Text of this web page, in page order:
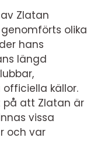
Zlatan
olika
hans
längd
källor.
på att Zlatan är
vissa
och var